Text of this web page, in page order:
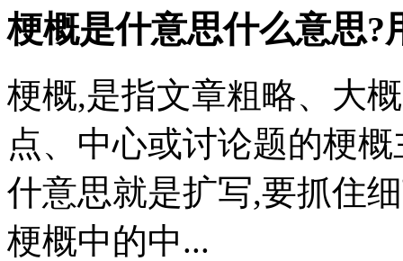
梗概是什意思什么意思?
梗概,是指文章粗略、大
点、中心或讨论题的梗
什意思就是扩写,要抓住
梗概中的中...